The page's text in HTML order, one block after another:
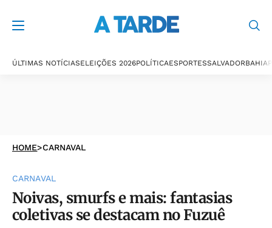
ÚLTIMAS NOTÍCIASELEIÇÕES 2026POLÍTICAESPORTESSALVADORBAHIA
HOME>CARNAVAL
CARNAVAL
Noivas, smurfs e mais: fantasias
coletivas se destacam no Fuzuê